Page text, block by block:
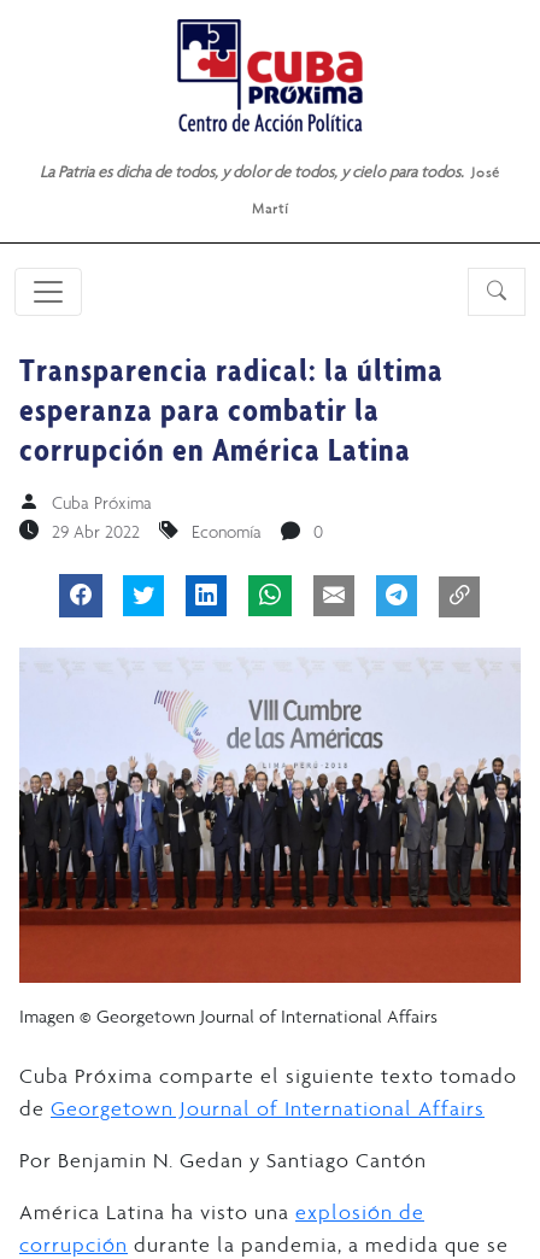
La Patria es dicha de todos, y dolor de todos, y cielo para todos. José
Martí
Transparencia radical: la última
esperanza para combatir la
corrupción en América Latina
Cuba Próxima
29 Abr 2022
Economía 0
Imagen © Georgetown Journal of International Affairs
Cuba Próxima comparte el siguiente texto tomado
de Georgetown Journal of International Affairs
Por Benjamin N. Gedan y Santiago Cantón
América Latina ha visto una explosión de
corrupción durante la pandemia, a medida que se